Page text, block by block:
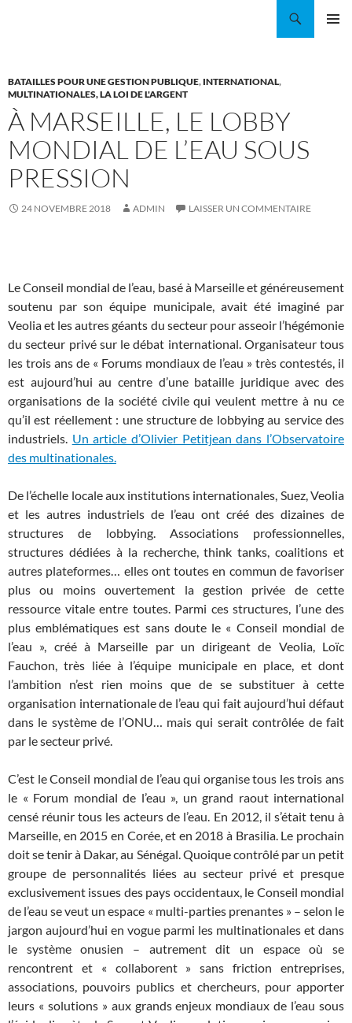
BATAILLES POUR UNE GESTION PUBLIQUE, INTERNATIONAL,
MULTINATIONALES, LA LOI DE L'ARGENT
À MARSEILLE, LE LOBBY
MONDIAL DE L’EAU SOUS
PRESSION
24 NOVEMBRE 2018 ADMIN LAISSER UN COMMENTAIRE
Le Conseil mondial de l’eau, basé à Marseille et généreusement
soutenu par son équipe municipale, avait été imaginé par
Veolia et les autres géants du secteur pour asseoir l’hégémonie
du secteur privé sur le débat international. Organisateur tous
les trois ans de « Forums mondiaux de l’eau » très contestés, il
est aujourd’hui au centre d’une bataille juridique avec des
organisations de la société civile qui veulent mettre à nu ce
qu’il est réellement : une structure de lobbying au service des
industriels. Un article d’Olivier Petitjean dans l’Observatoire
des multinationales.
De l’échelle locale aux institutions internationales, Suez, Veolia
et les autres industriels de l’eau ont créé des dizaines de
structures de lobbying. Associations professionnelles,
structures dédiées à la recherche, think tanks, coalitions et
autres plateformes… elles ont toutes en commun de favoriser
plus ou moins ouvertement la gestion privée de cette
ressource vitale entre toutes. Parmi ces structures, l’une des
plus emblématiques est sans doute le « Conseil mondial de
l’eau », créé à Marseille par un dirigeant de Veolia, Loïc
Fauchon, très liée à l’équipe municipale en place, et dont
l’ambition n’est rien moins que de se substituer à cette
organisation internationale de l’eau qui fait aujourd’hui défaut
dans le système de l’ONU… mais qui serait contrôlée de fait
par le secteur privé.
C’est le Conseil mondial de l’eau qui organise tous les trois ans
le « Forum mondial de l’eau », un grand raout international
censé réunir tous les acteurs de l’eau. En 2012, il s’était tenu à
Marseille, en 2015 en Corée, et en 2018 à Brasilia. Le prochain
doit se tenir à Dakar, au Sénégal. Quoique contrôlé par un petit
groupe de personnalités liées au secteur privé et presque
exclusivement issues des pays occidentaux, le Conseil mondial
de l’eau se veut un espace « multi-parties prenantes » – selon le
jargon aujourd’hui en vogue parmi les multinationales et dans
le système onusien – autrement dit un espace où se
rencontrent et « collaborent » sans friction entreprises,
associations, pouvoirs publics et chercheurs, pour apporter
leurs « solutions » aux grands enjeux mondiaux de l’eau sous